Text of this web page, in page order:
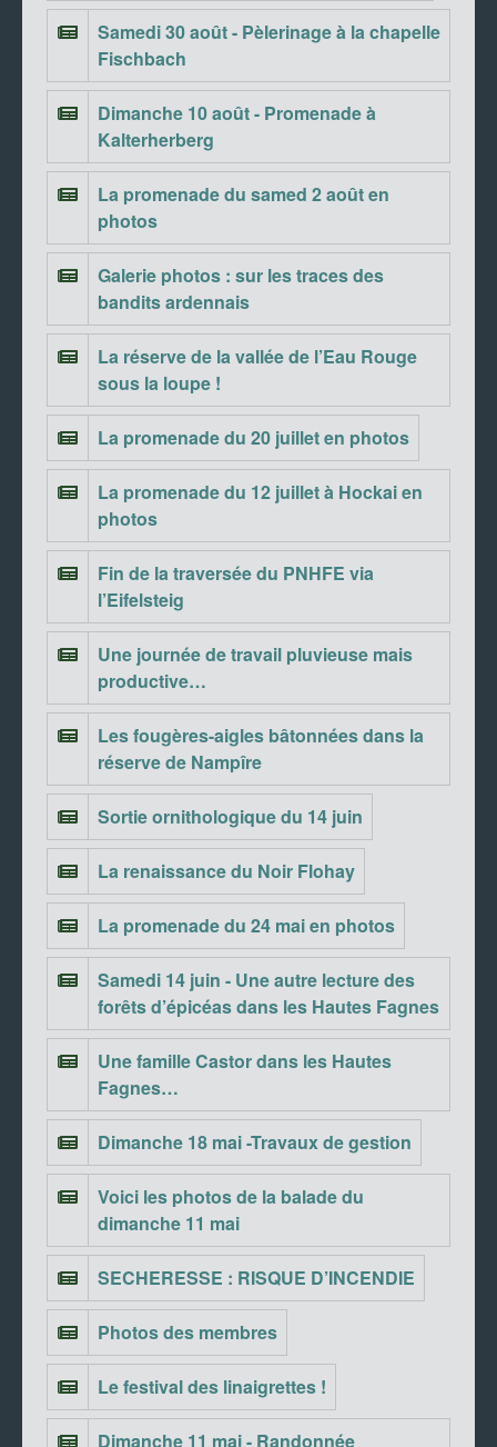
Samedi 30 août - Pèlerinage à la chapelle
Fischbach
Dimanche 10 août - Promenade à
Kalterherberg
La promenade du samed 2 août en
photos
Galerie photos : sur les traces des
bandits ardennais
La réserve de la vallée de l’Eau Rouge
sous la loupe !
La promenade du 20 juillet en photos
La promenade du 12 juillet à Hockai en
photos
Fin de la traversée du PNHFE via
l’Eifelsteig
Une journée de travail pluvieuse mais
productive…
Les fougères-aigles bâtonnées dans la
réserve de Nampîre
Sortie ornithologique du 14 juin
La renaissance du Noir Flohay
La promenade du 24 mai en photos
Samedi 14 juin - Une autre lecture des
forêts d’épicéas dans les Hautes Fagnes
Une famille Castor dans les Hautes
Fagnes…
Dimanche 18 mai -Travaux de gestion
Voici les photos de la balade du
dimanche 11 mai
SECHERESSE : RISQUE D’INCENDIE
Photos des membres
Le festival des linaigrettes !
Dimanche 11 mai - Randonnée